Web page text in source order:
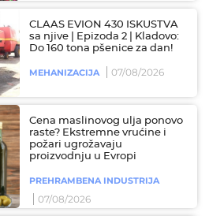
CLAAS EVION 430 ISKUSTVA
sa njive | Epizoda 2 | Kladovo:
Do 160 tona pšenice za dan!
MEHANIZACIJA 07/08/2026
Cena maslinovog ulja ponovo
raste? Ekstremne vrućine i
požari ugrožavaju
proizvodnju u Evropi
PREHRAMBENA INDUSTRIJA
07/08/2026